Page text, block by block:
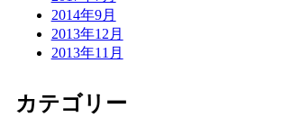
2014年9月
2013年12月
2013年11月
カテゴリー